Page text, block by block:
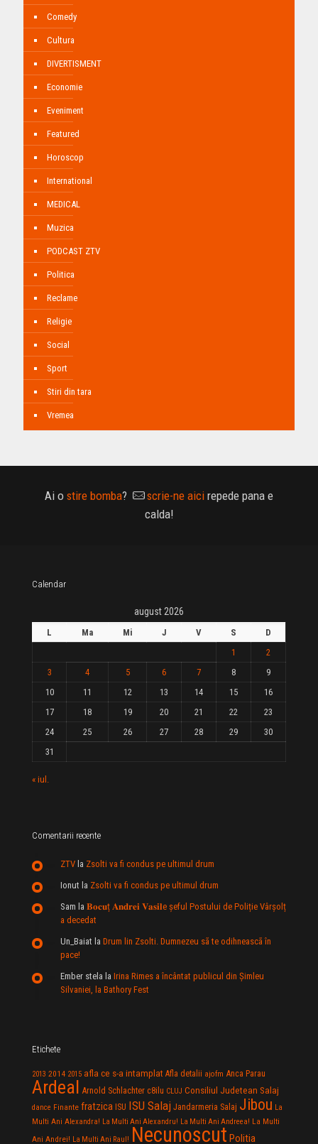
Comedy
Cultura
DIVERTISMENT
Economie
Eveniment
Featured
Horoscop
International
MEDICAL
Muzica
PODCAST ZTV
Politica
Reclame
Religie
Social
Sport
Stiri din tara
Vremea
Ai o stire bomba? scrie-ne aici repede pana e
calda!
Calendar
august 2026
L Ma Mi J V S
D
1
2
3
4 5 6 7 8
9
10
11 12 13 14 15
16
17
18 19 20 21 22
23
24
25 26 27 28 29
30
31
« iul.
Comentarii recente
ZTV la Zsolti va fi condus pe ultimul drum
Ionut la Zsolti va fi condus pe ultimul drum
Sam la 𝐁𝐨𝐜𝐮ț 𝐀𝐧𝐝𝐫𝐞𝐢 𝐕𝐚𝐬𝐢𝐥e şeful Postului de Poliție Vârșolț
a decedat
Un_Baiat la Drum lin Zsolti. Dumnezeu sã te odihneascã în
pace!
Ember stela la Irina Rimes a încântat publicul din Şimleu
Silvaniei, la Bathory Fest
Etichete
2013 2014 2015 afla ce s-a intamplat Afla detalii ajofm Anca Parau
Ardeal Arnold Schlachter c8ilu CLUJ Consiliul Judetean Salaj
dance Finante fratzica ISU ISU Salaj Jandarmeria Salaj Jibou La
Multi Ani Alexandra! La Multi Ani Alexandru! La Multi Ani Andreea! La Multi
Ani Andrei! La Multi Ani Raul! Necunoscut Politia